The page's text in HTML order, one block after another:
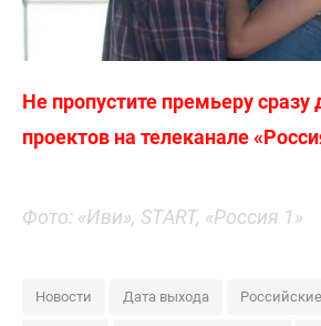
Не пропустите премьеру сразу
проектов на телеканале
Фото: «Иви», START, «Россия 1»
Новости Дата выхода